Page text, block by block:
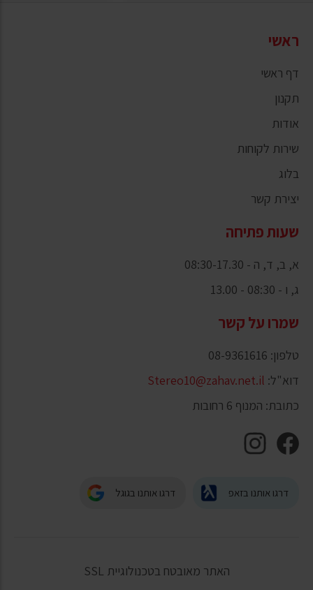
ראשי
דף ראשי
תקנון
אודות
שירות לקוחות
בלוג
יצירת קשר
שעות פתיחה
א, ב, ד, ה - 08:30-17.30
ג, ו - 08:30 - 13.00
שמרו על קשר
טלפון: 08-9361616
דוא"ל: Stereo10@zahav.net.il
כתובת: המנוף 6 רחובות
דרגו אותנו בזאפ דרגו אותנו בגוגל
האתר מאובטח בטכנולוגיית SSL